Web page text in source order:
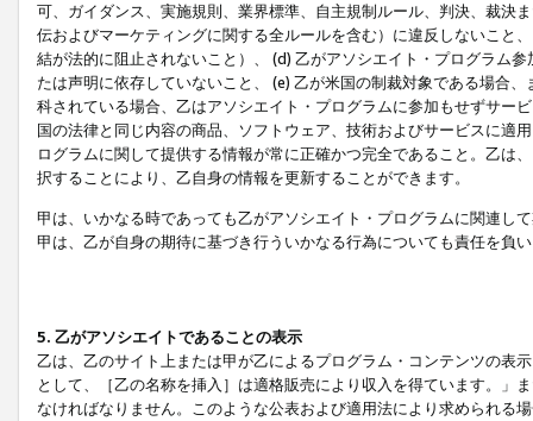
可、ガイダンス、実施規則、業界標準、自主規制ルール、判決、裁決
伝およびマーケティングに関する全ルールを含む）に違反しないこと
結が法的に阻止されないこと）、 (d) 乙がアソシエイト・プログラム
たは声明に依存していないこと、 (e) 乙が米国の制裁対象である場合
科されている場合、乙はアソシエイト・プログラムに参加もせずサー
国の法律と同じ内容の商品、ソフトウェア、技術およびサービスに適
ログラムに関して提供する情報が常に正確かつ完全であること。乙は
択することにより、乙自身の情報を更新することができます。
甲は、いかなる時であっても乙がアソシエイト・プログラムに関連し
甲は、乙が自身の期待に基づき行ういかなる行為についても責任を負
5. 乙がアソシエイトであることの表示
乙は、乙のサイト上または甲が乙によるプログラム・コンテンツの表
として、［乙の名称を挿入］は適格販売により収入を得ています。」
なければなりません。このような公表および適用法により求められる